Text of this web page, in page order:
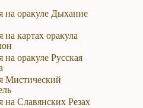
на оракуле Дыхание
на картах оракула
на оракуле Русская
Мистический
на Славянских Резах